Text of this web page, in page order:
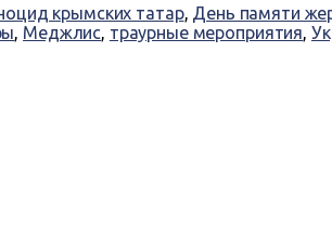
крымских татар, День памяти
, Меджлис, траурные мероприятия,